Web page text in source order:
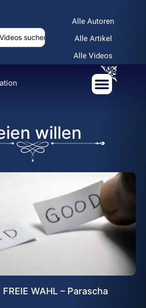
Alle Autoren
Alle Artikel
Alle Videos
willen
FREIE WAHL – Parascha